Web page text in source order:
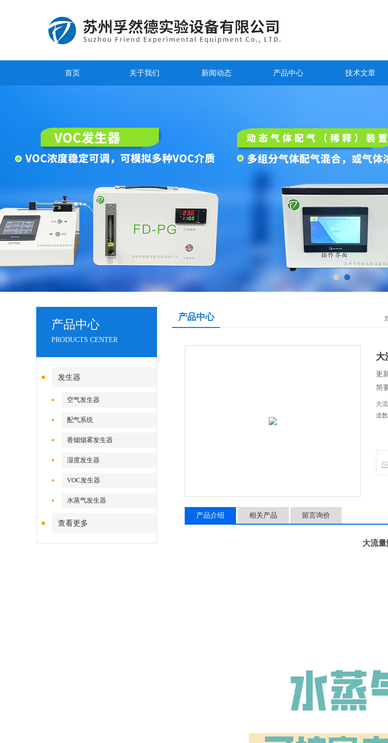
首页 关于我们 新闻动态 产品中心 技术文章
产品中心
PRODUCTS CENTER
发生器
空气发生器
配气系统
香烟烟雾发生器
湿度发生器
VOC发生器
水蒸气发生器
查看更多
产品中心
大
更
简
大
道
产品介绍 相关产品 留言询价
大流